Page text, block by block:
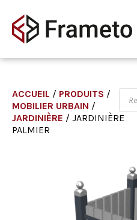
ACCUEIL / PRODUITS /
MOBILIER URBAIN /
JARDINIÈRE / JARDINIÈRE
PALMIER